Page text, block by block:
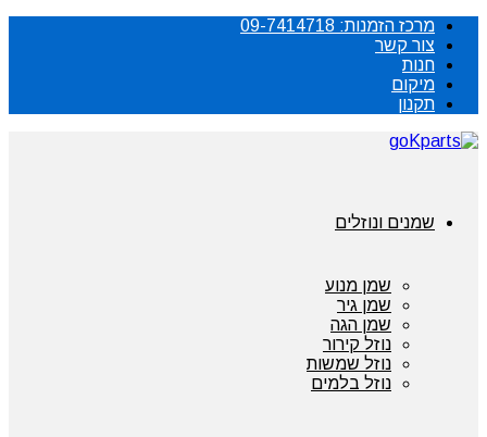
מרכז הזמנות: 09-7414718
צור קשר
חנות
מיקום
תקנון
שמנים ונוזלים
שמן מנוע
שמן גיר
שמן הגה
נוזל קירור
נוזל שמשות
נוזל בלמים